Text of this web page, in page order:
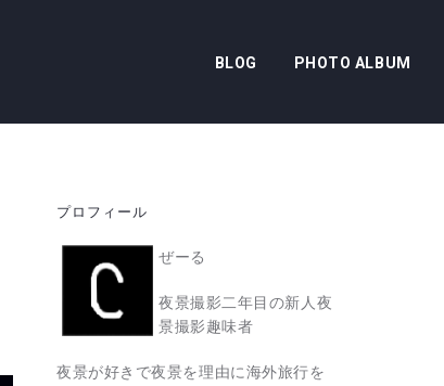
BLOG PHOTO ALBUM
プロフィール
ぜーる
夜景撮影二年目の新人夜
景撮影趣味者
夜景が好きで夜景を理由に海外旅行を